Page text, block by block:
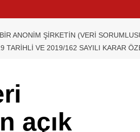
BIR ANONIM ŞIRKETIN (VERI
TARIHLI VE 2019/162 SAYILI KARAR
açık